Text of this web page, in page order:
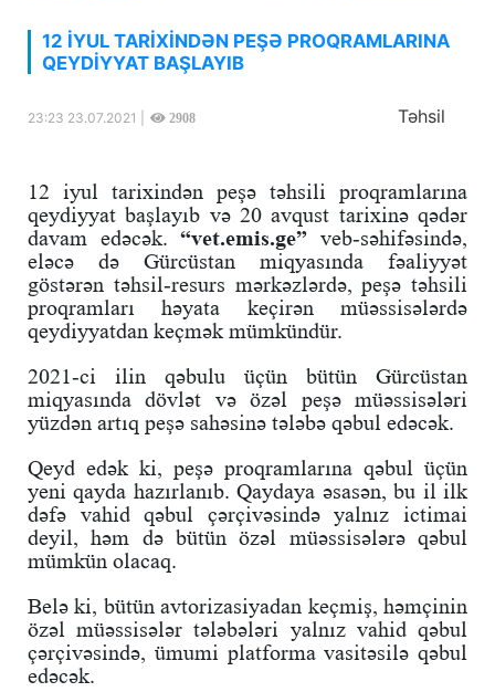
12 İYUL TARİXİNDƏN PEŞƏ PROQRAMLARINA
QEYDİYYAT BAŞLAYIB
23:23 23.07.2021 | 2908 Təhsil
12 iyul tarixindən peşə təhsili proqramlarına
qeydiyyat başlayıb və 20 avqust tarixinə qədər
davam edəcək.“vet.emis.ge” veb-səhifəsində,
eləcə də Gürcüstan miqyasında fəaliyyət
göstərən təhsil-resurs mərkəzlərdə, peşə təhsili
proqramları həyata keçirən müəssisələrdə
qeydiyyatdan keçmək mümkündür.
2021-ci ilin qəbulu üçün bütün Gürcüstan
miqyasında dövlət və özəl peşə müəssisələri
yüzdən artıq peşə sahəsinə tələbə qəbul edəcək.
Qeyd edək ki, peşə proqramlarına qəbul üçün
yeni qayda hazırlanıb. Qaydaya əsasən, bu il ilk
dəfə vahid qəbul çərçivəsində yalnız ictimai
deyil, həm də bütün özəl müəssisələrə qəbul
mümkün olacaq.
Belə ki, bütün avtorizasiyadan keçmiş, həmçinin
özəl müəssisələr tələbələri yalnız vahid qəbul
çərçivəsində, ümumi platforma vasitəsilə qəbul
edəcək.